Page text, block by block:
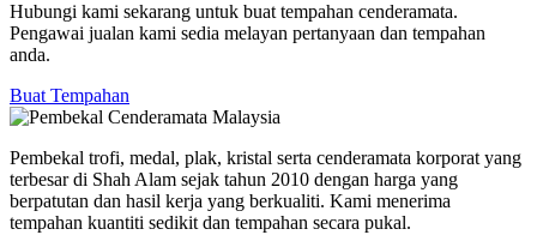
Hubungi kami sekarang untuk buat tempahan cenderamata.
Pengawai jualan kami sedia melayan pertanyaan dan tempahan
anda.
Buat Tempahan
Pembekal trofi, medal, plak, kristal serta cenderamata korporat yang
terbesar di Shah Alam sejak tahun 2010 dengan harga yang
berpatutan dan hasil kerja yang berkualiti. Kami menerima
tempahan kuantiti sedikit dan tempahan secara pukal.